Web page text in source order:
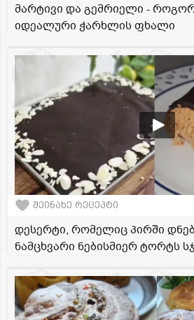
მარტივი და გემრიელი -
იდეალური ჭარხლის ფხალი
შეინახე რეცეპტი
დესერტი, რომელიც პირში
ნამცხვარი ნებისმიერ ტორტს